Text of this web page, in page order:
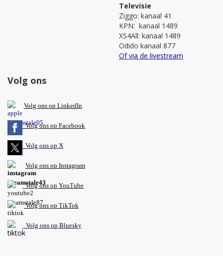
Televisie
Ziggo: kanaal 41
KPN: kanaal 1489
XS4All: kanaal 1489
Odido kanaal 877
Of via de livestream
Volg ons
Volg ons op LinkedIn
Volg ons op Facebook
Volg ons op X
Volg ons op Instagram
Volgons op YouTube
Volg ons op TikTok
Volg ons op Bluesky